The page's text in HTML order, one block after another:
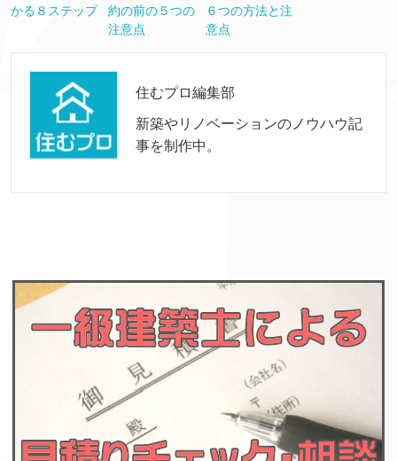
かる８ステップ
約の前の５つの
注意点
６つの方法と注
意点
住むプロ編集部
新築やリノベーションのノウハウ記
事を制作中。